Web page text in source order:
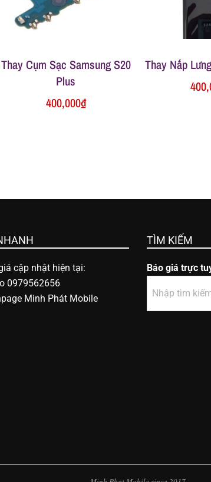
Thay Cụm Sạc Samsung S20
Plus
400,000₫
Thay Nắp
cập nhật hiện tại:
0979562656
Minh Phát Mobile
TÌM KIẾM
Báo giá trực